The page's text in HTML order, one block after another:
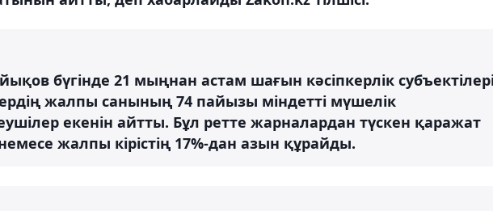
бүгінде 21 мыңнан астам шағын кәсіпкерлік
жалпы санының 74 пайызы міндетті мүшелік
екенін айтты. Бұл ретте жарналардан түскен қаражат
жалпы кірістің 17%-дан азын құрайды.